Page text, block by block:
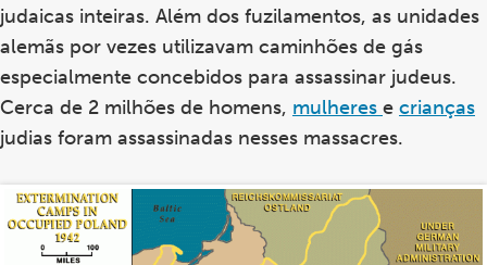
judaicas inteiras. Além dos fuzilamentos, as unidades
alemãs por vezes utilizavam caminhões de gás
especialmente concebidos para assassinar judeus.
Cerca de 2 milhões de homens, mulheres e crianças
judias foram assassinadas nesses massacres.